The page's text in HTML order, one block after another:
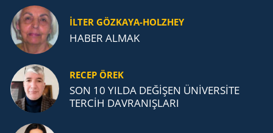
İLTER GÖZKAYA-HOLZHEY
HABER ALMAK
RECEP ÖREK
SON 10 YILDA DEĞİŞEN ÜNİVERSİTE
TERCİH DAVRANIŞLARI